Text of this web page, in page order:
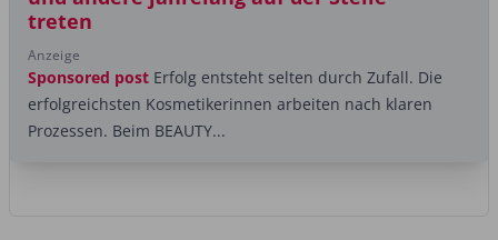
treten
Anzeige
Sponsored post Erfolg entsteht selten durch Zufall. Die
erfolgreichsten Kosmetikerinnen arbeiten nach klaren
Prozessen. Beim BEAUTY...